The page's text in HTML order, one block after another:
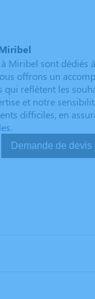
Miribel sont
offrons un
reflètent les
et notre
difficiles, en